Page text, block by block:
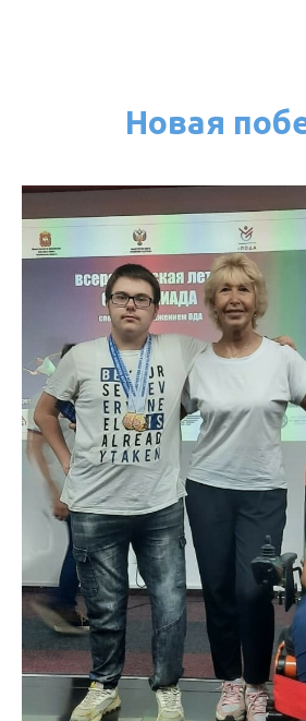
Новая